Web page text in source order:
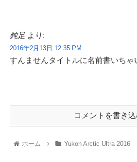
鈍足 より:
2016年2月13日 12:35 PM
すんませんタイトルに名前書いちゃ
コメントを書き
ホーム Yukon Arctic Ultra 2016